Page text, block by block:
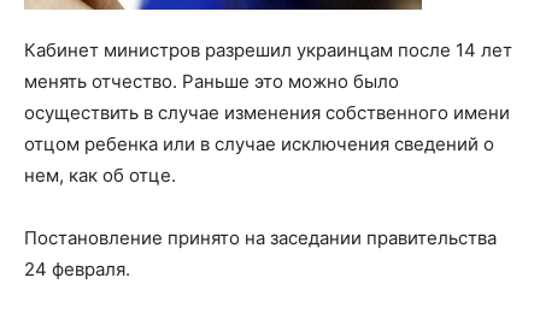
Кабинет министров разрешил украинцам после 14 лет
менять отчество. Раньше это можно было
осуществить в случае изменения собственного имени
отцом ребенка или в случае исключения сведений о
нем, как об отце.
Постановление принято на заседании правительства
24 февраля.